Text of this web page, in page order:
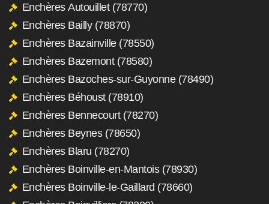
Enchères Autouillet (78770)
Enchères Bailly (78870)
Enchères Bazainville (78550)
Enchères Bazemont (78580)
Enchères Bazoches-sur-Guyonne (78490)
Enchères Béhoust (78910)
Enchères Bennecourt (78270)
Enchères Beynes (78650)
Enchères Blaru (78270)
Enchères Boinville-en-Mantois (78930)
Enchères Boinville-le-Gaillard (78660)